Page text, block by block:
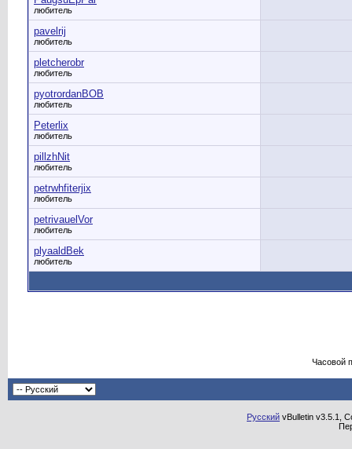
любитель
pavelrij
любитель
pletcherobr
любитель
pyotrordanBOB
любитель
Peterlix
любитель
pillzhNit
любитель
petrwhfiterjix
любитель
petrivauelVor
любитель
plyaaldBek
любитель
Часовой
Русский vBulletin v3.5.1,